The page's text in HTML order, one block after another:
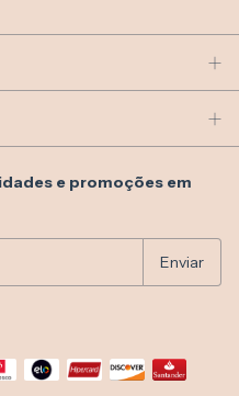
e promoções em